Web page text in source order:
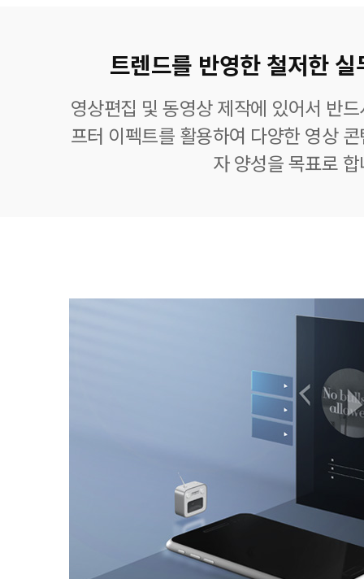
트렌드를 반영한 철저한
영상편집 및 동영상 제작에 있어서 반
프터 이펙트를 활용하여 다양한 영상
자 양성을 목표로